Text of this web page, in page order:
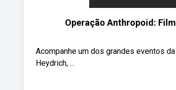
Operação Anthropoid:
Acompanhe um dos grandes eventos
Heydrich, ...